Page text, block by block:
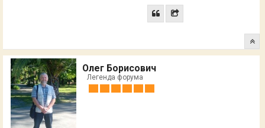
Олег Борисович
Легенда форума